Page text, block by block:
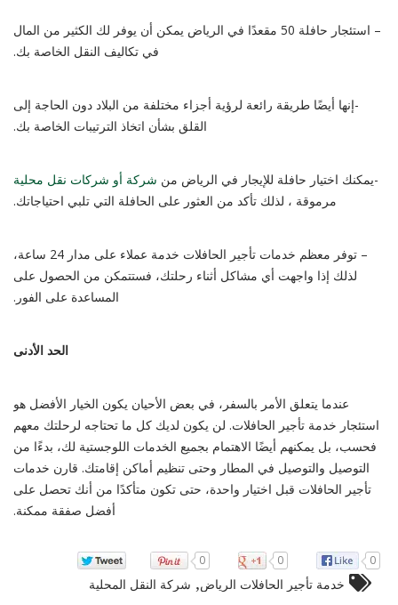
– استئجار حافلة 50 مقعدًا في الرياض يمكن أن يوفر لك الكثير من المال
في تكاليف النقل الخاصة بك.
-إنها أيضًا طريقة رائعة لرؤية أجزاء مختلفة من البلاد دون الحاجة إلى
القلق بشأن اتخاذ الترتيبات الخاصة بك.
-يمكنك اختيار حافلة للإيجار في الرياض من شركة أو شركات نقل محلية
مرموقة ، لذلك تأكد من العثور على الحافلة التي تلبي احتياجاتك.
– توفر معظم خدمات تأجير الحافلات خدمة عملاء على مدار 24 ساعة،
لذلك إذا واجهت أي مشاكل أثناء رحلتك، فستتمكن من الحصول على
المساعدة على الفور.
الحد الأدنى
عندما يتعلق الأمر بالسفر، في بعض الأحيان يكون الخيار الأفضل هو
استئجار خدمة تأجير الحافلات. لن يكون لديك كل ما تحتاجه لرحلتك معهم
فحسب، بل يمكنهم أيضًا الاهتمام بجميع الخدمات اللوجستية لك، بدءًا من
التوصيل والتوصيل في المطار وحتى تنظيم أماكن إقامتك. قارن خدمات
تأجير الحافلات قبل اختيار واحدة، حتى تكون متأكدًا من أنك تحصل على
أفضل صفقة ممكنة.
0
0
0
خدمة تأجير الحافلات الرياض شركة النقل المحلية